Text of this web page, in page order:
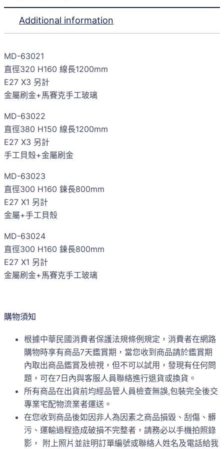
Additional information
MD-63021
直徑320 H160 線長1200mm
E27 X3 另計
金屬刷金+馬賽克手工玻璃
MD-63022
直徑380 H150 線長1200mm
E27 X3 另計
手工貝殼+金屬刷金
MD-63023
直徑300 H160 鍊長800mm
E27 X1 另計
金屬+手工貝殼
MD-63024
直徑300 H160 鍊長800mm
E27 X1 另計
金屬刷金+馬賽克手工玻璃
購物須知
根據中華民國消費者保護法規條例規定，消費者在網路
購物時享有商品7天鑑賞期，當您收到商品請於鑑賞期
內取出商品鑑賞及檢視，但不可以試用，發現有任何問
題，可在7日內與客服人員聯絡進行退貨或換貨。
所有商品在出貨前均經品管人員檢查無誤,包裝完全後交
專業宅配物流業者運送。
在您收到商品後如因非人為因素之商品損毀、刮傷、髒
污、運輸過程造成破損不完整者，請務必以手機拍照錄
影， 附上照片並註明訂單編號或聯絡人姓名及電話給我